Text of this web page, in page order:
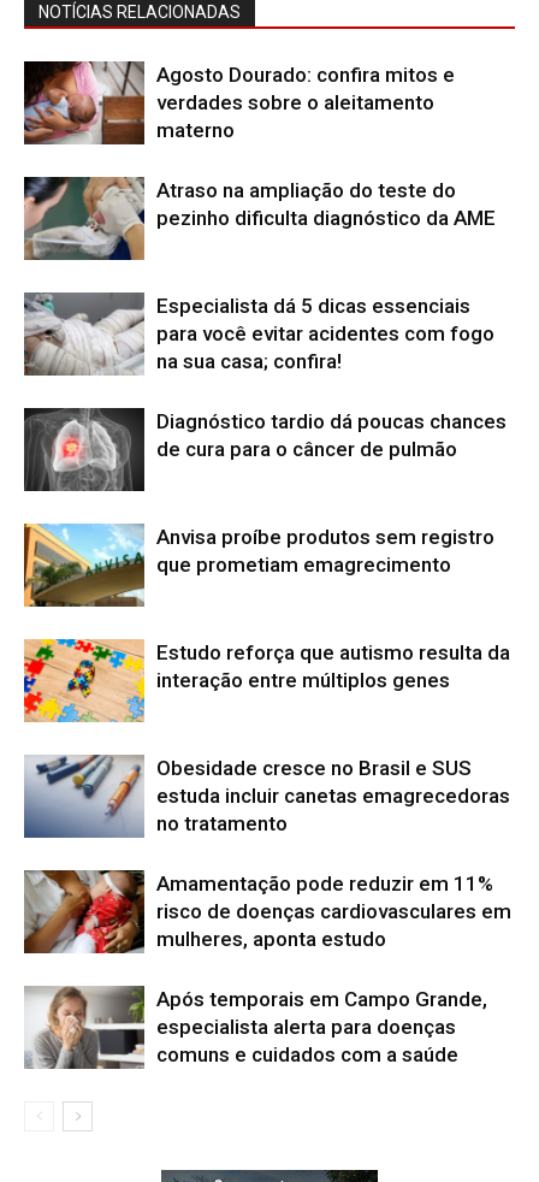
NOTÍCIAS RELACIONADAS
Agosto Dourado: confira mitos e
verdades sobre o aleitamento
materno
Atraso na ampliação do teste do
pezinho dificulta diagnóstico da AME
Especialista dá 5 dicas essenciais
para você evitar acidentes com fogo
na sua casa; confira!
Diagnóstico tardio dá poucas chances
de cura para o câncer de pulmão
Anvisa proíbe produtos sem registro
que prometiam emagrecimento
Estudo reforça que autismo resulta da
interação entre múltiplos genes
Obesidade cresce no Brasil e SUS
estuda incluir canetas emagrecedoras
no tratamento
Amamentação pode reduzir em 11%
risco de doenças cardiovasculares em
mulheres, aponta estudo
Após temporais em Campo Grande,
especialista alerta para doenças
comuns e cuidados com a saúde